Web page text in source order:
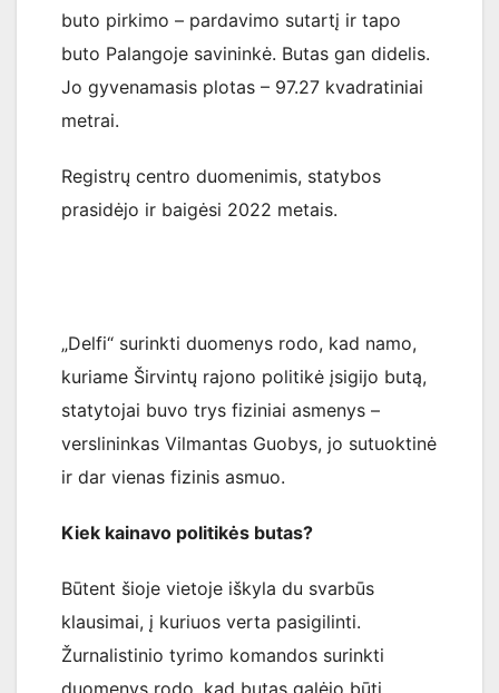
buto pirkimo – pardavimo sutartį ir tapo
buto Palangoje savininkė. Butas gan didelis.
Jo gyvenamasis plotas – 97.27 kvadratiniai
metrai.
Registrų centro duomenimis, statybos
prasidėjo ir baigėsi 2022 metais.
„Delfi“ surinkti duomenys rodo, kad namo,
kuriame Širvintų rajono politikė įsigijo butą,
statytojai buvo trys fiziniai asmenys –
verslininkas Vilmantas Guobys, jo sutuoktinė
ir dar vienas fizinis asmuo.
Kiek kainavo politikės butas?
Būtent šioje vietoje iškyla du svarbūs
klausimai, į kuriuos verta pasigilinti.
Žurnalistinio tyrimo komandos surinkti
duomenys rodo, kad butas galėjo būti